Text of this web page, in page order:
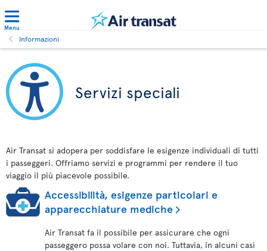
Menu
Informazioni
Servizi speciali
Air Transat si adopera per soddisfare le esigenze individuali di tutti
i passeggeri. Offriamo servizi e programmi per rendere il tuo
viaggio il più piacevole possibile.
Accessibilità, esigenze particolari e
apparecchiature mediche
Air Transat fa il possibile per assicurare che ogni
passeggero possa volare con noi. Tuttavia, in alcuni casi